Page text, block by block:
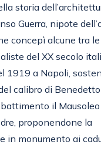
storia
Guerra, nipote
concepì alcune tra
del XX secolo
1919 a Napoli,
calibro di Benedetto
il Mausoleo
proponendone la
in monumento ai